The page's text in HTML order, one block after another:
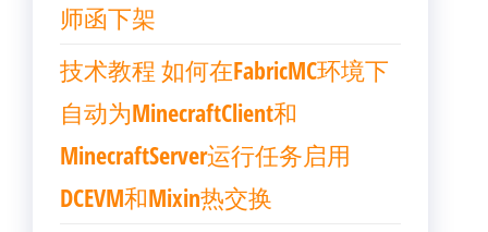
师函下架
技术教程 如何在FabricMC环境下
自动为MinecraftClient和
MinecraftServer运行任务启用
DCEVM和Mixin热交换